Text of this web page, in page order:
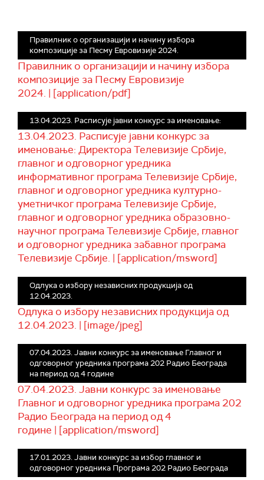
Правилник о организацији и начину избора
композиције за Песму Евровизије 2024.
Правилник о организацији и начину избора
композиције за Песму Евровизије
2024. | [application/pdf]
13.04.2023. Расписује јавни конкурс за именовање:
13.04.2023. Расписује јавни конкурс за
именовање: Директора Телевизије Србије,
главног и одговорног уредника
информативног програма Телевизије Србије,
главног и одговорног уредника културно-
уметничког програма Телевизије Србије,
главног и одговорног уредника образовно-
научног програма Телевизије Србије, главног
и одговорног уредника забавног програма
Телевизије Србије. | [application/msword]
Одлука о избору независних продукција од
12.04.2023.
Одлука о избору независних продукција од
12.04.2023. | [image/jpeg]
07.04.2023. Јавни конкурс за именовање Главног и
одговорног уредника програма 202 Радио Београда
на период од 4 године
07.04.2023. Јавни конкурс за именовање
Главног и одговорног уредника програма 202
Радио Београда на период од 4
године | [application/msword]
17.01.2023. Јавни конкурс за избор главног и
одговорног уредника Програма 202 Радио Београда